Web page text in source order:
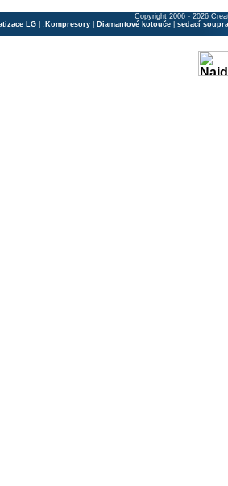
Copyright 2006 - 2026
LG | ; Kompresory Diamantové kotouče sedací